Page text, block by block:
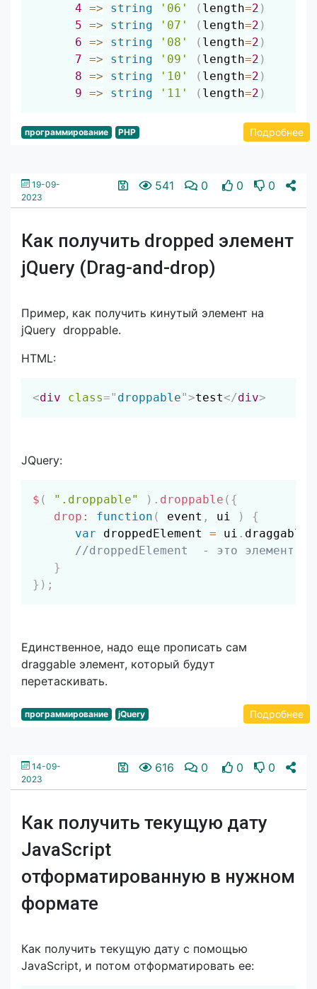
4 => string '06' ( length=2 )
5 => string '07' ( length=2 )
6 => string '08' ( length=2 )
7 => string '09' ( length=2 )
8 => string '10' ( length=2 )
9 => string '11' ( length=2 )
программирование PHP Подробнее
19-09-
2023
541 0 0 0
Как получить dropped элемент
jQuery (Drag-and-drop)
Пример, как получить кинутый элемент на
jQuery droppable.
HTML:
<div class=" droppable">test</div>
Скопировать
JQuery:
$ ( ".droppable" ) . droppable ( {
drop : function ( event , ui )
{
var droppedElement = ui . draggable
//droppedElement  - это элемент,
}
} ) ;
Скопировать
Единственное, надо еще прописать сам
draggable элемент, который будут
перетаскивать.
программирование jQuery Подробнее
14-09-
2023
616 0 0 0
Как получить текущую дату
JavaScript
отформатированную в нужном
формате
Как получить текущую дату с помощью
JavaScript, и потом отформатировать ее: